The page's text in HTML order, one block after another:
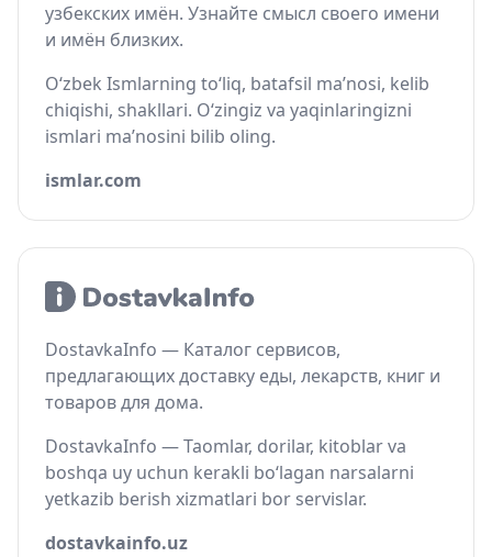
узбекских имён. Узнайте смысл своего имени
и имён близких.
O‘zbek Ismlarning to‘liq, batafsil ma’nosi, kelib
chiqishi, shakllari. O‘zingiz va yaqinlaringizni
ismlari ma’nosini bilib oling.
ismlar.com
DostavkaInfo — Каталог сервисов,
предлагающих доставку еды, лекарств, книг и
товаров для дома.
DostavkaInfo — Taomlar, dorilar, kitoblar va
boshqa uy uchun kerakli bo‘lagan narsalarni
yetkazib berish xizmatlari bor servislar.
dostavkainfo.uz